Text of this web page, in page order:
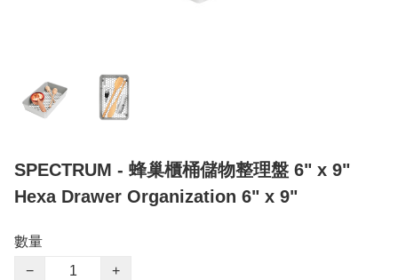
SPECTRUM - 蜂巢櫃桶儲物整理盤 6" x 9"
Hexa Drawer Organization 6" x 9"
數量
−
+